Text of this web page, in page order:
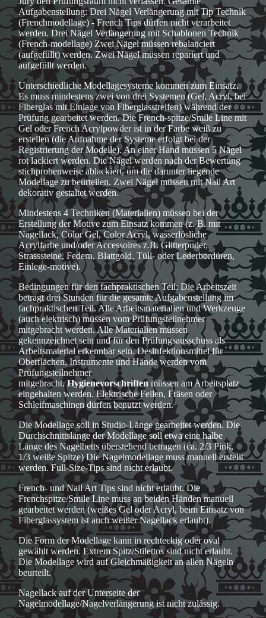
Aufgabenstellung: Drei Nägel Verlängerung mit Tip Technik
(Frenchmodellage) - French Tips dürfen nicht verarbeitet
werden. Drei Nägel Verlängerung mit Schablonen Technik
(French-modellage) Zwei Nägel müssen rebalanciert
(aufgefüllt) werden. Zwei Nägel müssen repariert und
aufgefüllt werden.
Unterschiedliche Modellagesysteme kommen zum Einsatz.
Es muss mindestens zwei von drei Systemen (Gel, Acryl, bei
Fiberglas mit Einlage von Fiberglasstreifen) während der
Prüfung gearbeitet werden. Die French-spitze/Smile Line mit
Gel oder French Acrylpowder ist in der Farbe weiß zu
erstellen (die Aufnahme der Systeme erfolgt bei der
Registrierung der Modelle). An einer Hand müssen 5 Nägel
rot lackiert werden. Die Nägel werden nach der Bewertung
stichprobenweise ablackiert, um die darunter liegende
Modellage zu beurteilen. Zwei Nägel müssen mit Nail Art
dekorativ gestaltet werden.
Mindestens 4 Techniken (Materialien) müssen bei der
Erstellung der Motive zum Einsatz kommen (z. B. mit
Nagellack, Color Gel, Color Acryl, wasserlösliche
Acrylfarbe und/oder Accessoires z.B. Glitterpuder,
Strasssteine, Federn, Blattgold, Tüll- oder Lederbordüren,
Einlege-motive).
Bedingungen für den fachpraktischen Teil: Die Arbeitszeit
beträgt drei Stunden für die gesamte Aufgabenstellung im
fachpraktischen Teil. Alle Arbeitsmaterialien und Werkzeuge
(auch elektrisch) müssen vom Prüfungsteilnehmer
mitgebracht werden. Alle Materialien müssen
gekennzeichnet sein und für den Prüfungsausschuss als
Arbeitsmaterial erkennbar sein. Desinfektionsmittel für
Oberflächen, Instrumente und Hände werden vom
Prüfungsteilnehmer
mitgebracht.Hygienevorschriftenmüssen am Arbeitsplatz
eingehalten werden. Elektrische Feilen, Fräsen oder
Schleifmaschinen dürfen benutzt werden.
Die Modellage soll in Studio-Länge gearbeitet werden. Die
Durchschnittslänge der Modellage soll etwa eine halbe
Länge des Nagelbetts überstehend betragen (ca. 2/3 Pink,
1/3 weiße Spitze) Die Nagelmodellage muss manuell erstellt
werden. Full-Size-Tips sind nicht erlaubt.
French- und Nail Art Tips sind nicht erlaubt. Die
Frenchspitze/Smile Line muss an beiden Händen manuell
gearbeitet werden (weißes Gel oder Acryl, beim Einsatz von
Fiberglassystem ist auch weißer Nagellack erlaubt).
Die Form der Modellage kann in rechteckig oder oval
gewählt werden. Extrem Spitz/Stilettos sind nicht erlaubt.
Die Modellage wird auf Gleichmäßigkeit an allen Nägeln
beurteilt.
Nagellack auf der Unterseite der
Nagelmodellage/Nagelverlängerung ist nicht zulässig.